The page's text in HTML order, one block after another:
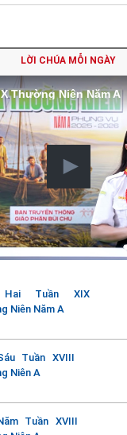
LỜI CHÚA MỖI NGÀY
Thường Niên Năm A
Tuần XIX
Niên Năm A
Tuần XVIII
Niên A
Tuần XVIII